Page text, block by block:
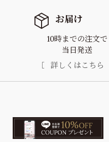
お届け
10時までの注文で
当日発送
詳しくはこちら